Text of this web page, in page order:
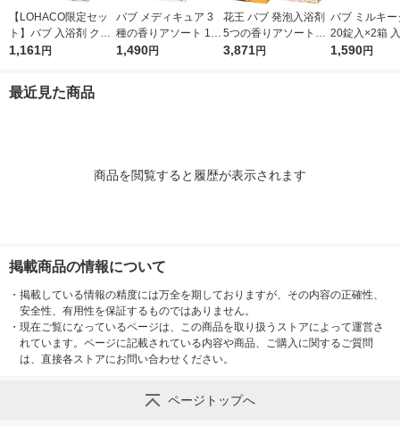
【LOHACO限定セッ
ト】バブ 入浴剤 クー
ル フラワースプラッ
1,161円
バブ メディキュア 3
種の香りアソート 1箱
（12錠入）高濃度炭
1,490円
花王 バブ 発泡入浴剤
5つの香りアソートセ
ット 100錠
3,871円
バブ ミルキー
20錠入×2箱
王 （にごり
1,590円
最近見た商品
商品を閲覧すると履歴が表示されます
掲載商品の情報について
・ 掲載している情報の精度には万全を期しておりますが、その内容の正確性、
安全性、有用性を保証するものではありません。
・ 現在ご覧になっているページは、この商品を取り扱うストアによって運営さ
れています。ページに記載されている内容や商品、ご購入に関するご質問
は、直接各ストアにお問い合わせください。
ページトップへ